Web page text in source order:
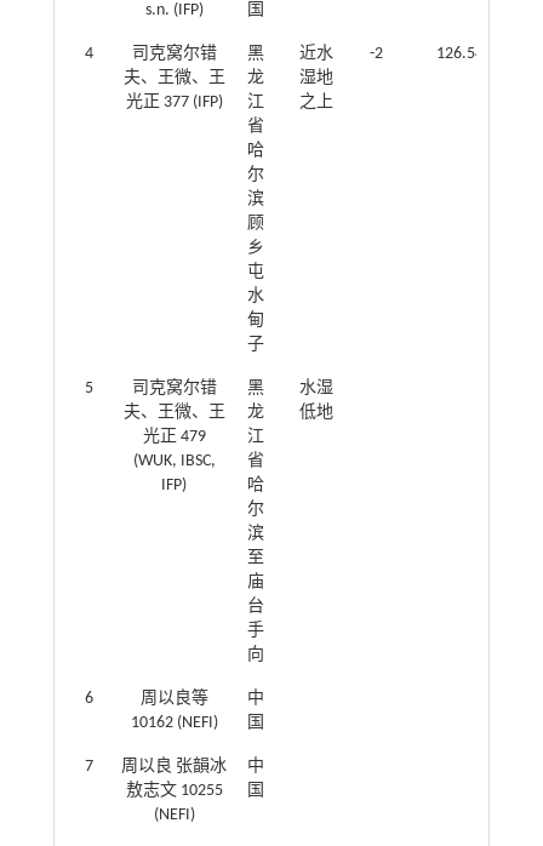
s.n. (IFP)
国
4
司克窝尔错
夫、王微、王
光正 377 (IFP)
黑
龙
江
省
哈
尔
滨
顾
乡
屯
水
甸
子
近水
湿地
之上
-2
126.546
5
司克窝尔错
夫、王微、王
光正 479
(WUK, IBSC,
IFP)
黑
龙
江
省
哈
尔
滨
至
庙
台
手
向
水湿
低地
6
周以良等
10162 (NEFI)
中
国
7
周以良 张韻冰
敖志文 10255
(NEFI)
中
国